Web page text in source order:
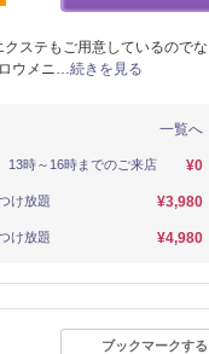
ステもご用意しているのでな
ウメニ…続きを見る
一覧へ
13時～16時までのご来店 ¥0
け放題 ¥3,980
け放題 ¥4,980
ブックマークする